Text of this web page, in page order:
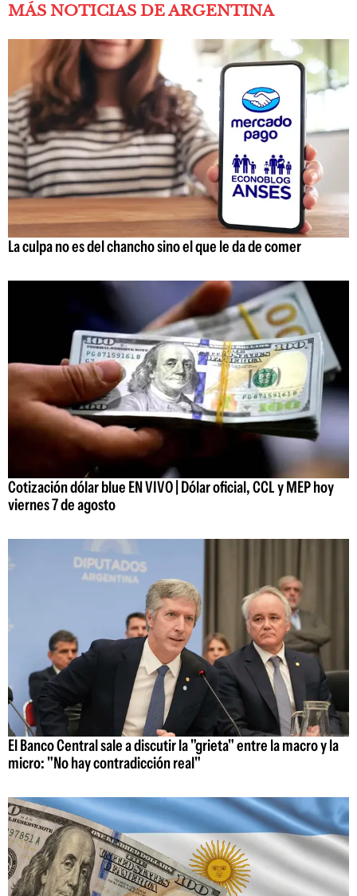
MÁS NOTICIAS DE ARGENTINA
La culpa no es del chancho sino el que le da de comer
Cotización dólar blue EN VIVO | Dólar oficial, CCL y MEP hoy
viernes 7 de agosto
El Banco Central sale a discutir la "grieta" entre la macro y la
micro: "No hay contradicción real"